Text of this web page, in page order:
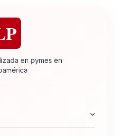
en pymes en